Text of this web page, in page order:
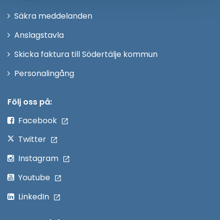
fönster
Säkra meddelanden
Anslagstavla
Skicka faktura till Södertälje kommun
PersonalingångÖppna
Följ oss på:
Facebook
Twitter
Instagram
Youtube
LinkedIn